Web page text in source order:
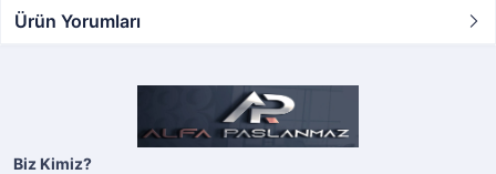
Ürün Yorumları
Biz Kimiz?